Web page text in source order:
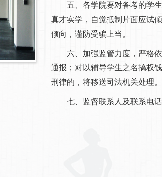
五、各学院要对备考的学生
真才实学，自觉抵制片面应试
倾向，谨防受骗上当。
六、加强监管力度，严格依
通报；对以辅导学生之名搞权
刑律的，将移送司法机关处理。
七、监督联系人及联系电话